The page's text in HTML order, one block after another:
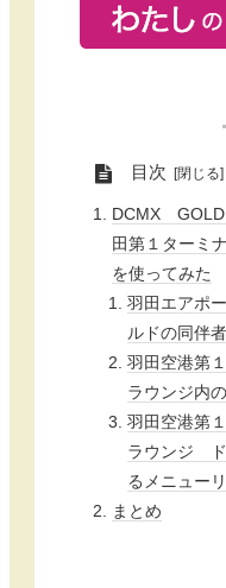
目次
DCMX GOLD
田第１ターミ
を使ってみた
羽田エアポ
ルドの同伴
羽田空港第
ラウンジ内
羽田空港第
ラウンジ ド
るメニュー
まとめ